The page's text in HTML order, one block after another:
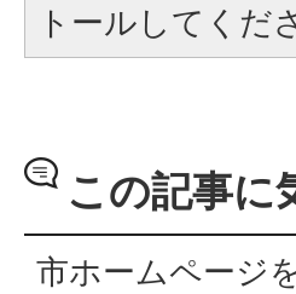
トールしてくだ
この記事に
市ホームページ